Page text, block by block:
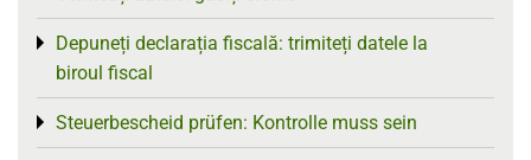
Depuneți declarația fiscală: trimiteți datele la
biroul fiscal
Toggle menu
Steuerbescheid prüfen: Kontrolle muss sein
Toggle menu